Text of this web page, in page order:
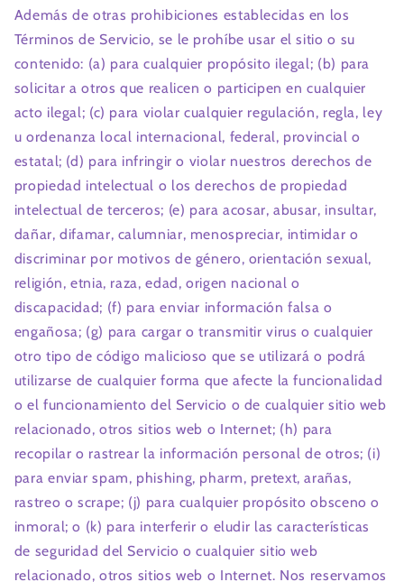
Además de otras prohibiciones establecidas en los
Términos de Servicio, se le prohíbe usar el sitio o su
contenido: (a) para cualquier propósito ilegal; (b) para
solicitar a otros que realicen o participen en cualquier
acto ilegal; (c) para violar cualquier regulación, regla, ley
u ordenanza local internacional, federal, provincial o
estatal; (d) para infringir o violar nuestros derechos de
propiedad intelectual o los derechos de propiedad
intelectual de terceros; (e) para acosar, abusar, insultar,
dañar, difamar, calumniar, menospreciar, intimidar o
discriminar por motivos de género, orientación sexual,
religión, etnia, raza, edad, origen nacional o
discapacidad; (f) para enviar información falsa o
engañosa; (g) para cargar o transmitir virus o cualquier
otro tipo de código malicioso que se utilizará o podrá
utilizarse de cualquier forma que afecte la funcionalidad
o el funcionamiento del Servicio o de cualquier sitio web
relacionado, otros sitios web o Internet; (h) para
recopilar o rastrear la información personal de otros; (i)
para enviar spam, phishing, pharm, pretext, arañas,
rastreo o scrape; (j) para cualquier propósito obsceno o
inmoral; o (k) para interferir o eludir las características
de seguridad del Servicio o cualquier sitio web
relacionado, otros sitios web o Internet. Nos reservamos